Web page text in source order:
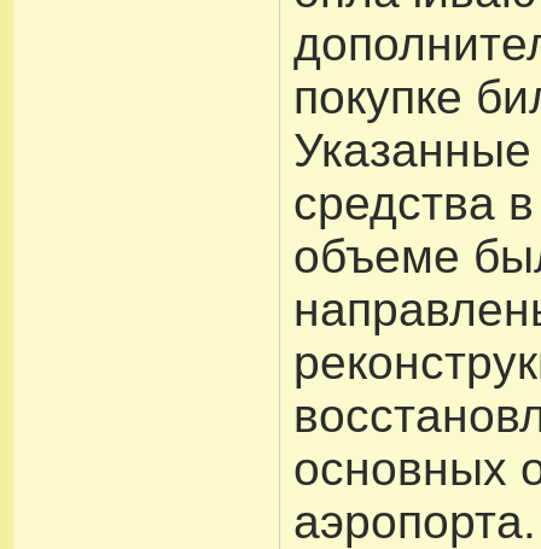
покупке
средства
объеме
основных
аэропорта.